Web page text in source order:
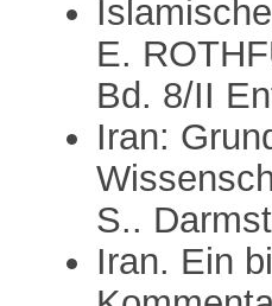
E.
Bd. 8/II
Iran:
S..
Iran. Ein